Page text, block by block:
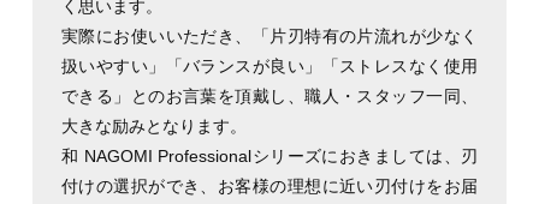
く思います。
実際にお使いいただき、「片刃特有の片流れが少なく
扱いやすい」「バランスが良い」「ストレスなく使用
できる」とのお言葉を頂戴し、職人・スタッフ一同、
大きな励みとなります。
和 NAGOMI Professionalシリーズにおきましては、刃
付けの選択ができ、お客様の理想に近い刃付けをお届